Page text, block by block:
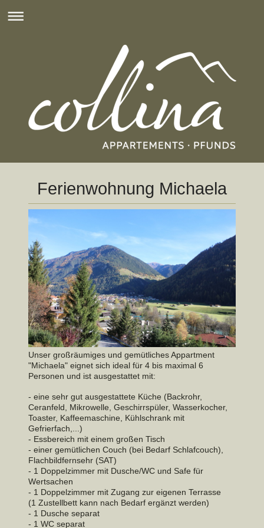
Ferienwohnung Michaela
Unser großräumiges und gemütliches Appartment
"Michaela" eignet sich ideal für 4 bis maximal 6
Personen und ist ausgestattet mit:
- eine sehr gut ausgestattete Küche (Backrohr,
Ceranfeld, Mikrowelle, Geschirrspüler, Wasserkocher,
Toaster, Kaffeemaschine, Kühlschrank mit
Gefrierfach,...)
- Essbereich mit einem großen Tisch
- einer gemütlichen Couch (bei Bedarf Schlafcouch),
Flachbildfernsehr (SAT)
- 1 Doppelzimmer mit Dusche/WC und Safe für
Wertsachen
- 1 Doppelzimmer mit Zugang zur eigenen Terrasse
(1 Zustellbett kann nach Bedarf ergänzt werden)
- 1 Dusche separat
- 1 WC separat